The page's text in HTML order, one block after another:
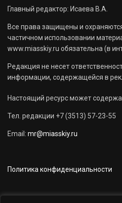
Главный редактор: Исаева В.А.
Все права защищены и
частичном использовании
www.miasskiy.ru обязательна (в
Редакция не несет
информации, содержащейся в
Настоящий ресурс может
Тел. редакции +7 (3513) 57-23-55
Email: mr@miasskiy.ru
Политика конфиденциальности